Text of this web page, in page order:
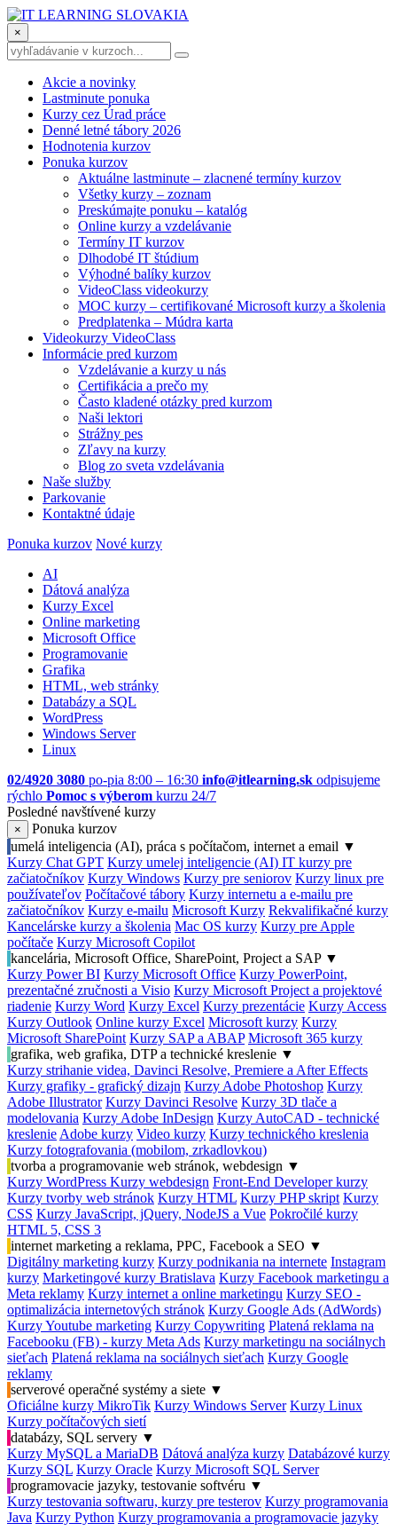
×
Akcie a novinky
Lastminute ponuka
Kurzy cez Úrad práce
Denné letné tábory 2026
Hodnotenia kurzov
Ponuka kurzov
Aktuálne lastminute – zlacnené termíny kurzov
Všetky kurzy – zoznam
Preskúmajte ponuku – katalóg
Online kurzy a vzdelávanie
Termíny IT kurzov
Dlhodobé IT štúdium
Výhodné balíky kurzov
VideoClass videokurzy
MOC kurzy – certifikované Microsoft kurzy a školenia
Predplatenka – Múdra karta
Videokurzy VideoClass
Informácie pred kurzom
Vzdelávanie a kurzy u nás
Certifikácia a prečo my
Často kladené otázky pred kurzom
Naši lektori
Strážny pes
Zľavy na kurzy
Blog zo sveta vzdelávania
Naše služby
Parkovanie
Kontaktné údaje
Ponuka kurzov Nové kurzy
AI
Dátová analýza
Kurzy Excel
Online marketing
Microsoft Office
Programovanie
Grafika
HTML, web stránky
Databázy a SQL
WordPress
Windows Server
Linux
02/4920 3080 po-pia 8:00 – 16:30 info@itlearning.sk odpisujeme
rýchlo Pomoc s výberom kurzu 24/7
Posledné navštívené kurzy
×
Ponuka kurzov
umelá inteligencia (AI), práca s počítačom, internet a email ▼
Kurzy Chat GPT Kurzy umelej inteligencie (AI) IT kurzy pre
začiatočníkov Kurzy Windows Kurzy pre seniorov Kurzy linux pre
používateľov Počítačové tábory Kurzy internetu a e-mailu pre
začiatočníkov Kurzy e-mailu Microsoft Kurzy Rekvalifikačné kurzy
Kancelárske kurzy a školenia Mac OS kurzy Kurzy pre Apple
počítače Kurzy Microsoft Copilot
kancelária, Microsoft Office, SharePoint, Project a SAP ▼
Kurzy Power BI Kurzy Microsoft Office Kurzy PowerPoint,
prezentačné zručnosti a Visio Kurzy Microsoft Project a projektové
riadenie Kurzy Word Kurzy Excel Kurzy prezentácie Kurzy Access
Kurzy Outlook Online kurzy Excel Microsoft kurzy Kurzy
Microsoft SharePoint Kurzy SAP a ABAP Microsoft 365 kurzy
grafika, web grafika, DTP a technické kreslenie ▼
Kurzy strihanie videa, Davinci Resolve, Premiere a After Effects
Kurzy grafiky - grafický dizajn Kurzy Adobe Photoshop Kurzy
Adobe Illustrator Kurzy Davinci Resolve Kurzy 3D tlače a
modelovania Kurzy Adobe InDesign Kurzy AutoCAD - technické
kreslenie Adobe kurzy Video kurzy Kurzy technického kreslenia
Kurzy fotografovania (mobilom, zrkadlovkou)
tvorba a programovanie web stránok, webdesign ▼
Kurzy WordPress Kurzy webdesign Front-End Developer kurzy
Kurzy tvorby web stránok Kurzy HTML Kurzy PHP skript Kurzy
CSS Kurzy JavaScript, jQuery, NodeJS a Vue Pokročilé kurzy
HTML 5, CSS 3
internet marketing a reklama, PPC, Facebook a SEO ▼
Digitálny marketing kurzy Kurzy podnikania na internete Instagram
kurzy Marketingové kurzy Bratislava Kurzy Facebook marketingu a
Meta reklamy Kurzy internet a online marketingu Kurzy SEO -
optimalizácia internetových stránok Kurzy Google Ads (AdWords)
Kurzy Youtube marketing Kurzy Copywriting Platená reklama na
Facebooku (FB) - kurzy Meta Ads Kurzy marketingu na sociálnych
sieťach Platená reklama na sociálnych sieťach Kurzy Google
reklamy
serverové operačné systémy a siete ▼
Oficiálne kurzy MikroTik Kurzy Windows Server Kurzy Linux
Kurzy počítačových sietí
databázy, SQL servery ▼
Kurzy MySQL a MariaDB Dátová analýza kurzy Databázové kurzy
Kurzy SQL Kurzy Oracle Kurzy Microsoft SQL Server
programovacie jazyky, testovanie softvéru ▼
Kurzy testovania softwaru, kurzy pre testerov Kurzy programovania
Java Kurzy Python Kurzy programovania a programovacie jazyky